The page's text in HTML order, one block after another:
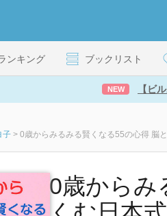
ンキング ブックリスト
NEW 【ビ
子 > 0歳からみるみる賢くなる55の心得 脳
0歳からみ